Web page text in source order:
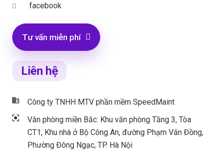
facebook
Tư vấn miễn phí
Liên hệ
Công ty TNHH MTV phần mềm SpeedMaint
Văn phòng miền Bắc: Khu văn phòng Tầng 3, Tòa
CT1, Khu nhà ở Bộ Công An, đường Phạm Văn Đồng,
Phường Đông Ngạc, TP. Hà Nội